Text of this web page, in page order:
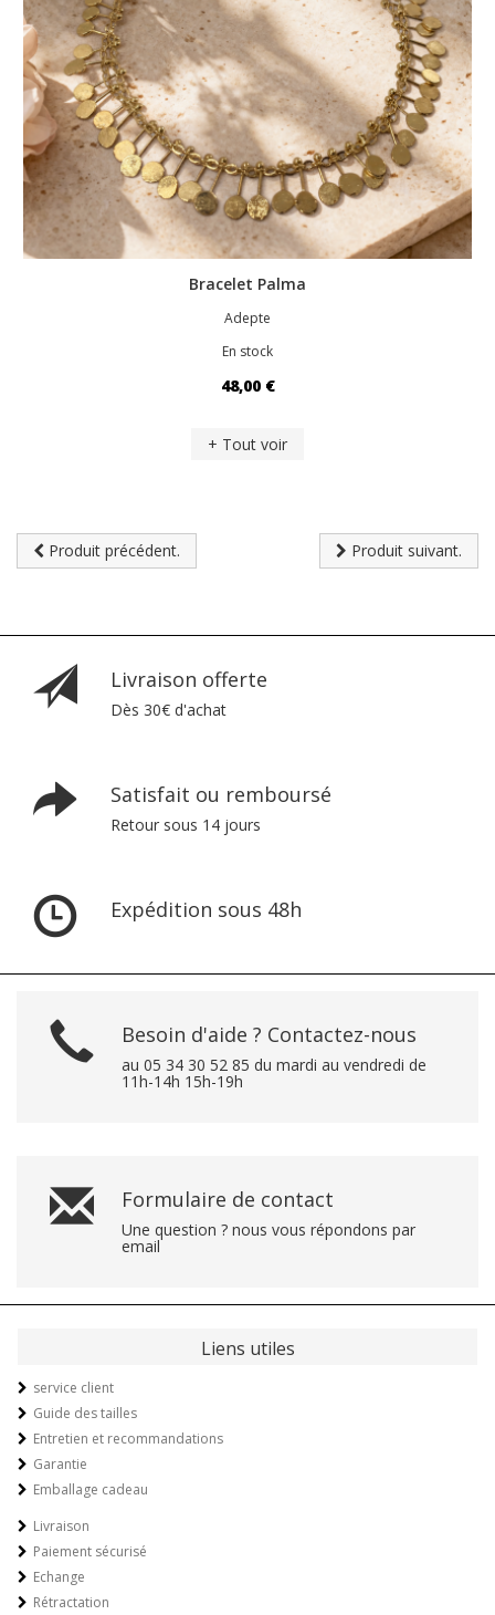
Bracelet Palma
Adepte
En stock
48,00 €
+ Tout voir
Produit précédent. Produit suivant.
Livraison offerte
Dès 30€ d'achat
Satisfait ou remboursé
Retour sous 14 jours
Expédition sous 48h
Besoin d'aide ? Contactez-nous
au 05 34 30 52 85 du mardi au vendredi de
11h-14h 15h-19h
Formulaire de contact
Une question ? nous vous répondons par
email
Liens utiles
service client
Guide des tailles
Entretien et recommandations
Garantie
Emballage cadeau
Livraison
Paiement sécurisé
Echange
Rétractation